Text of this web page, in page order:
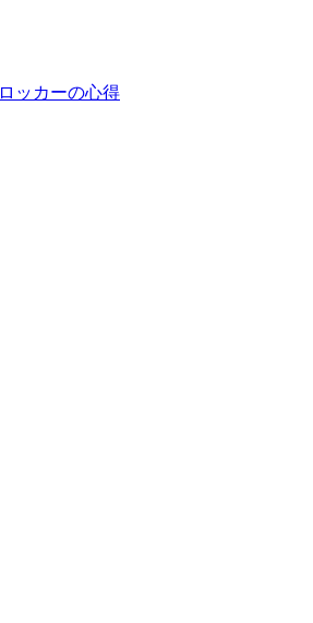
ッカーの心得